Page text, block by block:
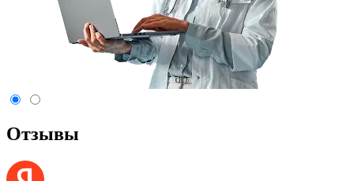
Отзывы